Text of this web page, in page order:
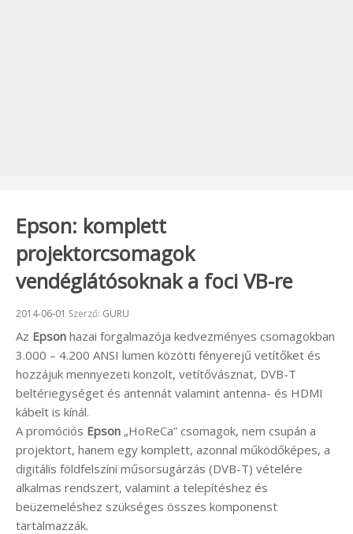
Epson: komplett
projektorcsomagok
vendéglátósoknak a foci VB-re
Beküldve:
2014-06-01 Szerző: GURU
Az Epson hazai forgalmazója kedvezményes csomagokban
3.000 – 4.200 ANSI lumen közötti fényerejű vetítőket és
hozzájuk mennyezeti konzolt, vetítővásznat, DVB-T
beltériegységet és antennát valamint antenna- és HDMI
kábelt is kínál.
A promóciós Epson „HoReCa” csomagok, nem csupán a
projektort, hanem egy komplett, azonnal működőképes, a
digitális földfelszíni műsorsugárzás (DVB-T) vételére
alkalmas rendszert, valamint a telepítéshez és
beüzemeléshez szükséges összes komponenst
tartalmazzák.